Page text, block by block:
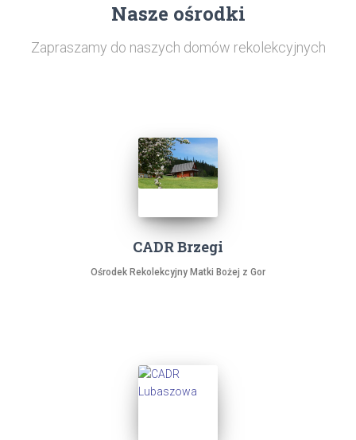
Nasze ośrodki
Zapraszamy do naszych domów rekolekcyjnych
CADR Brzegi
Ośrodek Rekolekcyjny Matki Bożej z Gor